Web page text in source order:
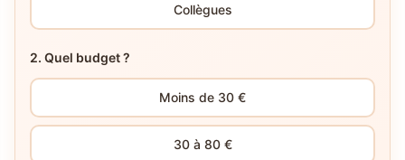
Collègues
2. Quel budget ?
Moins de 30 €
30 à 80 €